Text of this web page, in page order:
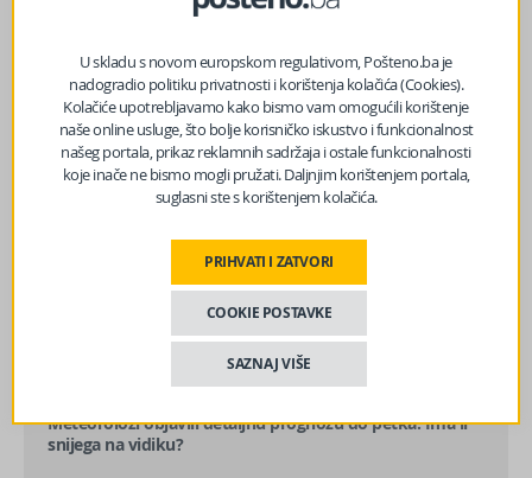
Meteorolozi objavili detaljnu prognozu do petka: Ima li
snijega na vidiku?
U skladu s novom europskom regulativom, Pošteno.ba je
nadogradio politiku privatnosti i korištenja kolačića (Cookies).
Kolačiće upotrebljavamo kako bismo vam omogućili korištenje
naše online usluge, što bolje korisničko iskustvo i funkcionalnost
našeg portala, prikaz reklamnih sadržaja i ostale funkcionalnosti
koje inače ne bismo mogli pružati. Daljnjim korištenjem portala,
suglasni ste s korištenjem kolačića.
PRIHVATI I ZATVORI
COOKIE POSTAVKE
SAZNAJ VIŠE